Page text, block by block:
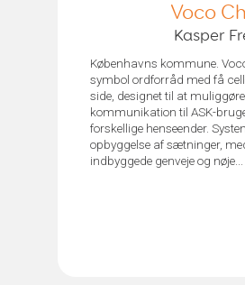
Voco
Kasper
Københavns kommune.
symbol ordforråd med få
side, designet til at
kommunikation til ASK-
forskellige henseender.
opbyggelse af sætninger,
indbyggede genveje og nøje...